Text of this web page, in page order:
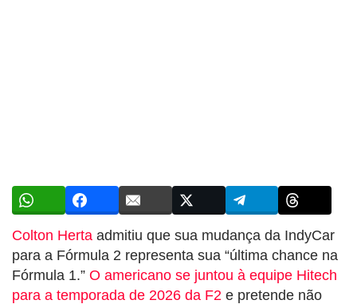
Colton Herta admitiu que sua mudança da IndyCar
para a Fórmula 2 representa sua “última chance na
Fórmula 1.” O americano se juntou à equipe Hitech
para a temporada de 2026 da F2 e pretende não